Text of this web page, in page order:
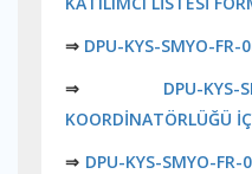
⇒ DPU-KYS-SMYO-FR-
⇒ DPU-
KOORDİNATÖRLÜĞÜ
⇒ DPU-KYS-SMYO-